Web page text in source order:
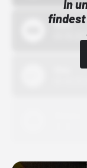
In
findest
Bstn